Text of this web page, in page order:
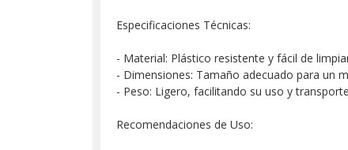
Especificaciones Técnicas:
- Material: Plástico resistente y fácil de
- Dimensiones: Tamaño adecuado para un
- Peso: Ligero, facilitando su uso y
Recomendaciones de Uso: